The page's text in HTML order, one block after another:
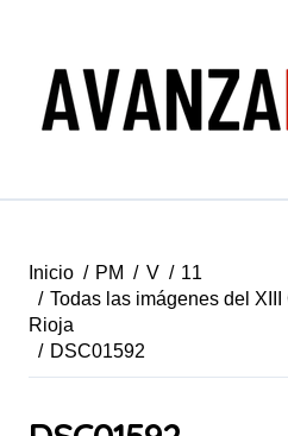
Inicio PM V
11
Todas las imágenes del
Rioja
DSC01592